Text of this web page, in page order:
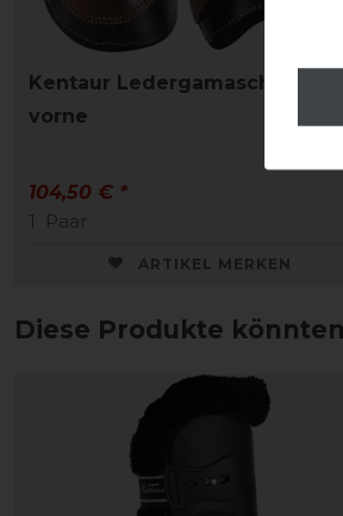
Kentaur Ledergamaschen
vorne
104,50 € *
1
Paar
ARTIKEL MERKEN
Diese Produkte